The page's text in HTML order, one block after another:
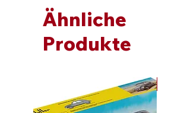
Raffinesse dieses legendären
Handwerkskunst und
Sammler und Liebhaber klassischer
Autos. Sichert euch jetzt dieses
Ähnliche
Produkte